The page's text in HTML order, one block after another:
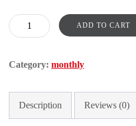
Suwaya
Magazine
APR
quantity
ADD TO CART
Category: monthly
Description Reviews (0)